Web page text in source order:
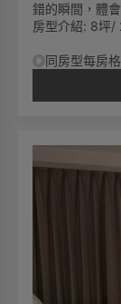
錯的瞬間，體
房型介紹: 8坪
◎同房型每房格